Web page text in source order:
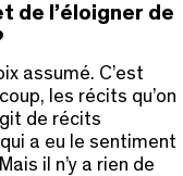
de l’éloigner de
assumé. C’est
les récits qu’on
de récits
a eu le sentiment
il n’y a rien de